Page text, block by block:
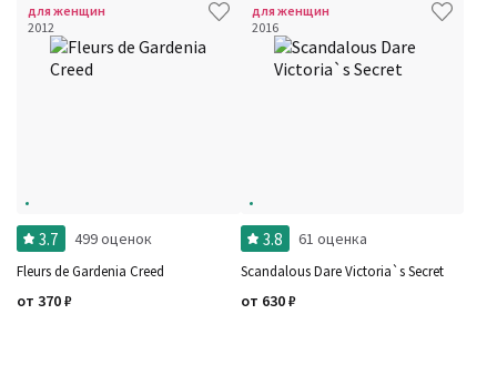
для женщин
2012
3.7 499 оценок
Fleurs de Gardenia Creed
от 370₽
для женщин
2016
3.8 61 оценка
Scandalous Dare Victoria`s Secret
от 630₽